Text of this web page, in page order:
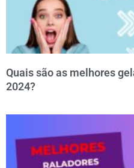
Quais são as melhores
2024?